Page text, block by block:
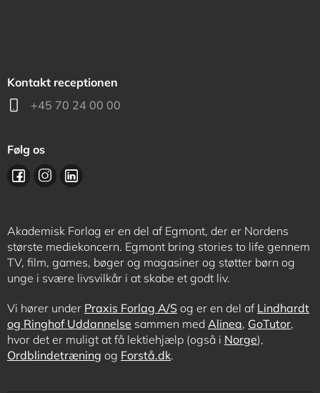
Kontakt receptionen
+45 70 24 00 00
Følg os
Akademisk Forlag er en del af Egmont, der er Nordens
største mediekoncern. Egmont bring stories to life gennem
TV, film, games, bøger og magasiner og støtter børn og
unge i svære livsvilkår i at skabe et godt liv.
Vi hører under Praxis Forlag A/S og er en del af Lindhardt
og Ringhof Uddannelse sammen med Alinea, GoTutor,
hvor det er muligt at få lektiehjælp (også i Norge),
Ordblindetræning og Forstå.dk.